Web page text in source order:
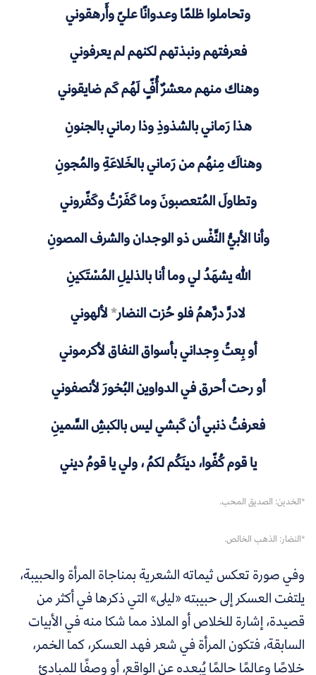
وتحاملوا ظلمًا وعدوانًا عليّ وأَرهقوني
فعرفتهم ونبذتهم لكنهم لم يعرفوني
وهناك منهم معشرٌ أُفٍّ لَهُم كَم ضايقوني
هذا رَماني بالشذوذِ وذا رماني بالجنونِ
وهناكَ مِنهُم من رَماني بالخَلاعَةِ والمُجونِ
وتطاولَ المُتعصبونَ وما كَفَرْتُ وكَفّروني
وأنا الأبيُّ النَّفْس ذو الوجدان والشرف المصونِ
الله يشهَدُ لي وما أنا بالذليلِ المُسْتَكينِ
لادرَّ درَّهمُ فلو حُزت النضار*لألهوني
أو بِعتُ وِجداني بأسواق النفاق لأكرموني
أو رحت أحرق في الدواوين البُخورَ لأنصفوني
فعرفتُ ذنبي أن كَبشي ليس بالكبشِ السَّمينِ
يا قوم كُفّوا، دينَكُم لكمُ ، ولي يا قومُ ديني
*الخدين: الصديق المحب.
*النضار: الذهب الخالص.
وفي صورة تعكس ثيماته الشعرية بمناجاة المرأة والحبيبة،
يلتفت العسكر إلى حبيبته «ليلى» التي ذكرها في أكثر من
قصيدة، إشارة للخلاص أو الملاذ مما شكا منه في الأبيات
السابقة، فتكون المرأة في شعر فهد العسكر، كما الخمر،
خلاصًا وعالمًا حالمًا يُبعده عن الواقع، أو وصفًا للمبادئ